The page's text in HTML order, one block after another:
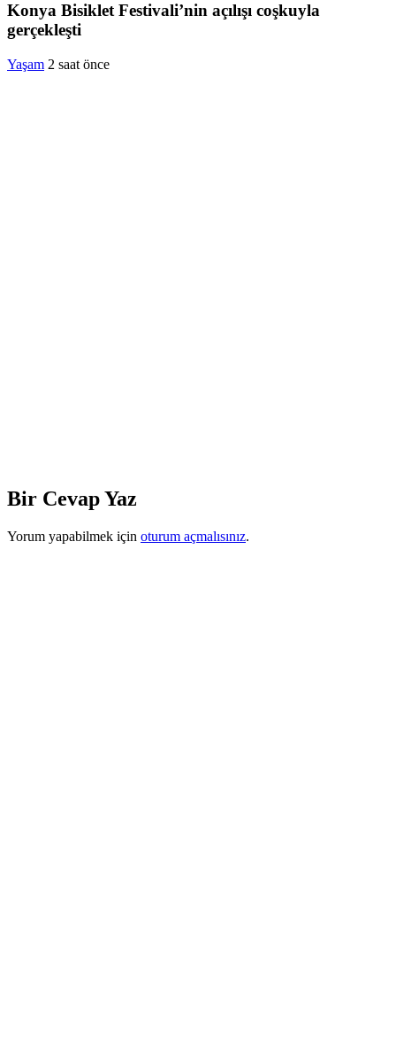
Konya Bisiklet Festivali’nin açılışı coşkuyla
gerçekleşti
Yaşam 2 saat önce
Bir Cevap Yaz
Yorum yapabilmek için oturum açmalısınız.